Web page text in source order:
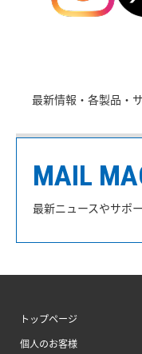
最新情報・各製品・
MAIL
最新ニュースやサポ
トップページ
個人のお客様